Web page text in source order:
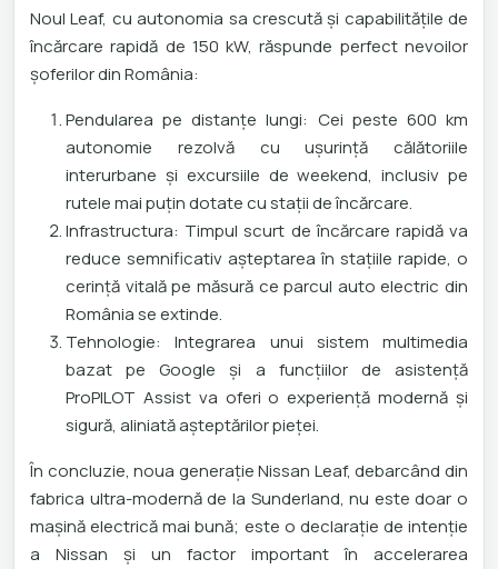
Noul Leaf, cu autonomia sa crescută și capabilitățile de
încărcare rapidă de 150 kW, răspunde perfect nevoilor
șoferilor din România:
Pendularea pe distanțe lungi: Cei peste 600 km
autonomie rezolvă cu ușurință călătoriile
interurbane și excursiile de weekend, inclusiv pe
rutele mai puțin dotate cu stații de încărcare.
Infrastructura: Timpul scurt de încărcare rapidă va
reduce semnificativ așteptarea în stațiile rapide, o
cerință vitală pe măsură ce parcul auto electric din
România se extinde.
Tehnologie: Integrarea unui sistem multimedia
bazat pe Google și a funcțiilor de asistență
ProPILOT Assist va oferi o experiență modernă și
sigură, aliniată așteptărilor pieței.
În concluzie, noua generație Nissan Leaf, debarcând din
fabrica ultra-modernă de la Sunderland, nu este doar o
mașină electrică mai bună; este o declarație de intenție
a Nissan și un factor important în accelerarea